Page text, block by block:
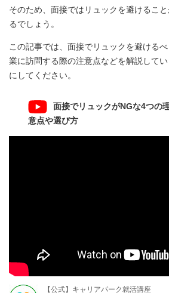
そのため、面接ではリュックを避けるこ
るでしょう。
この記事では、面接でリュックを避ける
業に訪問する際の注意点などを解説して
にしてください。
面接でリュックがNGな4つの
意点や選び方